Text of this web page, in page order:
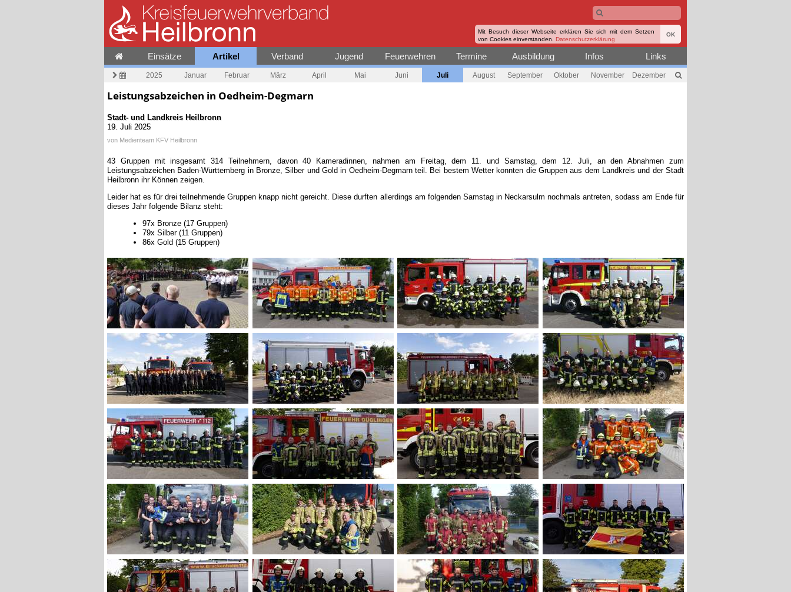
Mit Besuch dieser Webseite erklären Sie sich mit dem Setzen
von Cookies einverstanden. Datenschutzerklärung
OK
Einsätze Artikel Verband Jugend Feuerwehren Termine Ausbildung Infos Links
2025 Januar Februar März April Mai Juni Juli August September Oktober November Dezember
Leistungsabzeichen in Oedheim-Degmarn
Stadt- und Landkreis Heilbronn
19. Juli 2025
von Medienteam KFV Heilbronn
43 Gruppen mit insgesamt 314 Teilnehmern, davon 40 Kameradinnen, nahmen am Freitag, dem 11. und Samstag, dem 12. Juli, an den Abnahmen zum
Leistungsabzeichen Baden-Württemberg in Bronze, Silber und Gold in Oedheim-Degmarn teil. Bei bestem Wetter konnten die Gruppen aus dem Landkreis und der Stadt
Heilbronn ihr Können zeigen.
Leider hat es für drei teilnehmende Gruppen knapp nicht gereicht. Diese durften allerdings am folgenden Samstag in Neckarsulm nochmals antreten, sodass am Ende für
dieses Jahr folgende Bilanz steht:
97x Bronze (17 Gruppen)
79x Silber (11 Gruppen)
86x Gold (15 Gruppen)